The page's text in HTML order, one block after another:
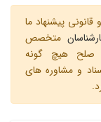
پیشنهاد ما
متخصص
صلح هیچ گونه
و مشاوره های